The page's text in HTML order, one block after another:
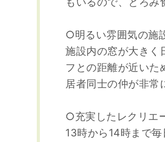
○明るい雰囲気の施
施設内の窓が大きく
フとの距離が近いた
居者同士の仲が非常
○充実したレクリエ
13時から14時まで